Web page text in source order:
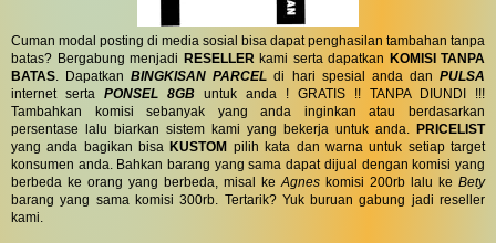
Cuman modal posting di media sosial bisa dapat penghasilan tambahan tanpa
batas? Bergabung menjadi RESELLERkami serta dapatkan KOMISI TANPA
BATAS. DapatkanBINGKISAN PARCEL di hari spesial anda danPULSA
internet serta PONSEL 8GB untuk anda ! GRATIS !! TANPA DIUNDI !!!
Tambahkan komisi sebanyak yang anda inginkan atau berdasarkan
persentase lalu biarkan sistem kami yang bekerja untuk anda. PRICELIST
yang anda bagikan bisaKUSTOM pilih kata dan warna untuk setiap target
konsumen anda. Bahkan barang yang sama dapat dijual dengan komisi yang
berbeda ke orang yang berbeda, misal keAgnes komisi 200rb lalu ke Bety
barang yang sama komisi 300rb. Tertarik? Yuk buruan gabung jadi reseller
kami.